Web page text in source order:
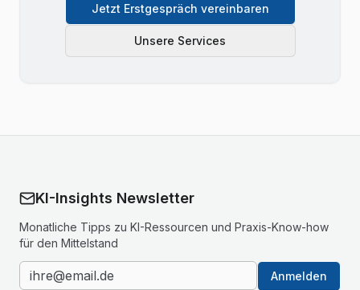
Jetzt Erstgespräch vereinbaren
Unsere Services
KI-Insights Newsletter
Monatliche Tipps zu KI-Ressourcen und Praxis-Know-how
für den Mittelstand
Anmelden